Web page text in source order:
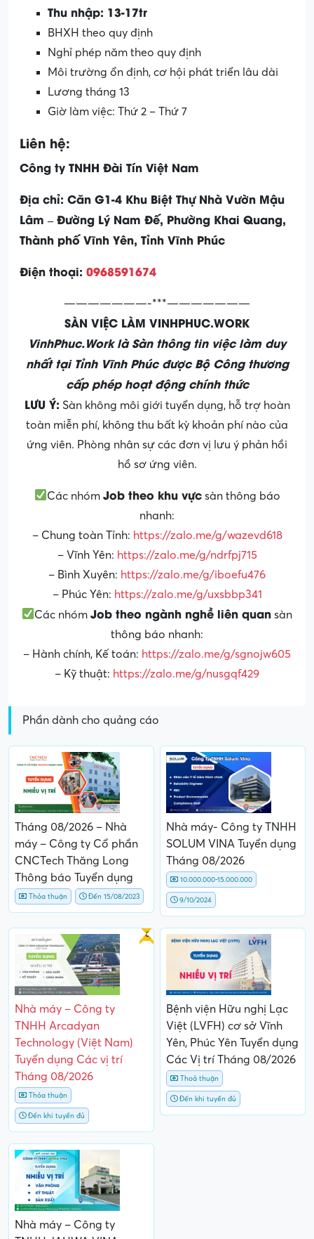
Thu nhập: 13-17tr
BHXH theo quy định
Nghỉ phép năm theo quy định
Môi trường ổn định, cơ hội phát triển lâu dài
Lương tháng 13
Giờ làm việc: Thứ 2 – Thứ 7
Liên hệ:
Công ty TNHH Đài Tín Việt Nam
Địa chỉ: Căn G1-4 Khu Biệt Thự Nhà Vườn Mậu
Lâm – Đường Lý Nam Đế, Phường Khai Quang,
Thành phố Vĩnh Yên, Tỉnh Vĩnh Phúc
Điện thoại: 0968591674
———————-***———————
SÀN VIỆC LÀM VINHPHUC.WORK
VinhPhuc.Work là Sàn thông tin việc làm duy
nhất tại Tỉnh Vĩnh Phúc được Bộ Công thương
cấp phép hoạt động chính thức
LƯU Ý: Sàn không môi giới tuyển dụng, hỗ trợ hoàn
toàn miễn phí, không thu bất kỳ khoản phí nào của
ứng viên. Phòng nhân sự các đơn vị lưu ý phản hồi
hồ sơ ứng viên.
Các nhóm Job theo khu vựcsàn thông báo
nhanh:
– Chung toàn Tỉnh: https://zalo.me/g/wazevd618
– Vĩnh Yên: https://zalo.me/g/ndrfpj715
– Bình Xuyên: https://zalo.me/g/iboefu476
– Phúc Yên: https://zalo.me/g/uxsbbp341
Các nhómJob theo ngành nghề liên quan sàn
thông báo nhanh:
– Hành chính, Kế toán: https://zalo.me/g/sgnojw605
– Kỹ thuật: https://zalo.me/g/nusgqf429
Phần dành cho quảng cáo
Tháng 08/2026 – Nhà
máy – Công ty Cổ phần
CNCTech Thăng Long
Thông báo Tuyển dụng
Thỏa thuận Đến 15/08/2023
Nhà máy- Công ty TNHH
SOLUM VINA Tuyển dụng
Tháng 08/2026
10.000.000-15.000.000
9/10/2024
Gấp
Nhà máy – Công ty
TNHH Arcadyan
Technology (Việt Nam)
Tuyển dụng Các vị trí
Tháng 08/2026
Thỏa thuận
Đến khi tuyển đủ
Bệnh viện Hữu nghị Lạc
Việt (LVFH) cơ sở Vĩnh
Yên, Phúc Yên Tuyển dụng
Các Vị trí Tháng 08/2026
Thoả thuận
Đến khi tuyển đủ
Nhà máy – Công ty